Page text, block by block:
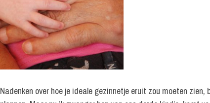
Nadenken over hoe je ideale gezinnetje eruit zou moeten